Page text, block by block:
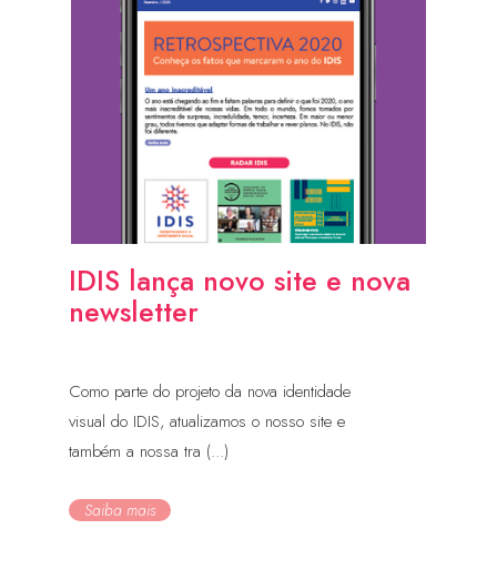
IDIS lança novo site e nova
newsletter
Como parte do projeto da nova identidade
visual do IDIS, atualizamos o nosso site e
também a nossa tra (...)
Saiba mais